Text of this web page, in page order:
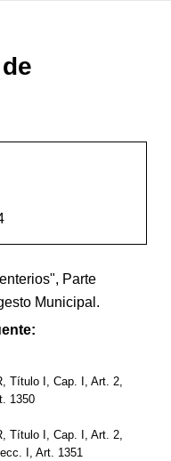
Parte
Municipal.
Título I, Cap. I, Art. 2,
1350
Título I, Cap. I, Art. 2,
I, Art. 1351